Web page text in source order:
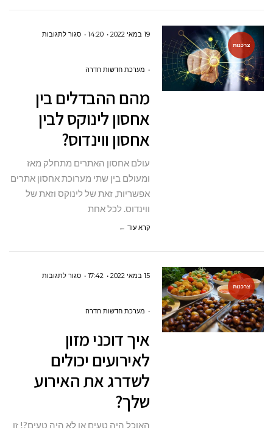
צרכנות
19 במאי 2022 14:20 סגור לתגובותעל
אחסון
לינוקס
מערכת חדשות חדרה
מהם ההבדלים בין
אחסון לינוקס לבין
אחסון ווינדוס?
עולם אחסון האתרים מתחלק מאז
ומעולם בין שתי מערוכת אחסון אתרים
אפשריות, זאת של לינוקס וזאת של
ווינדוס. לכל אחת
קרא עוד ←
צרכנות
15 במאי 2022 17:42 סגור לתגובותעל
לשדרג
מערכת חדשות חדרה
איך דוכני מזון
לאירועים יכולים
לשדרג את האירוע
שלך?
האוכל היה טעים או לא היה טעים?! זו